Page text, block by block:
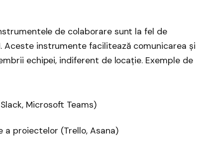
de colaborare sunt la fel de
Aceste instrumente facilitează comunicarea și
echipei, indiferent de locație. Exemple de
Microsoft Teams)
a proiectelor (Trello, Asana)